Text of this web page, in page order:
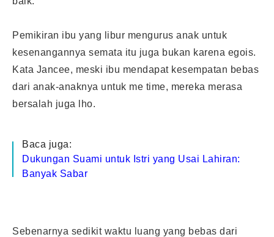
Pemikiran ibu yang libur mengurus anak untuk
kesenangannya semata itu juga bukan karena egois.
Kata Jancee, meski ibu mendapat kesempatan bebas
dari anak-anaknya untuk me time, mereka merasa
bersalah juga lho.
Baca juga:
Dukungan Suami untuk Istri yang Usai Lahiran:
Banyak Sabar
Sebenarnya sedikit waktu luang yang bebas dari